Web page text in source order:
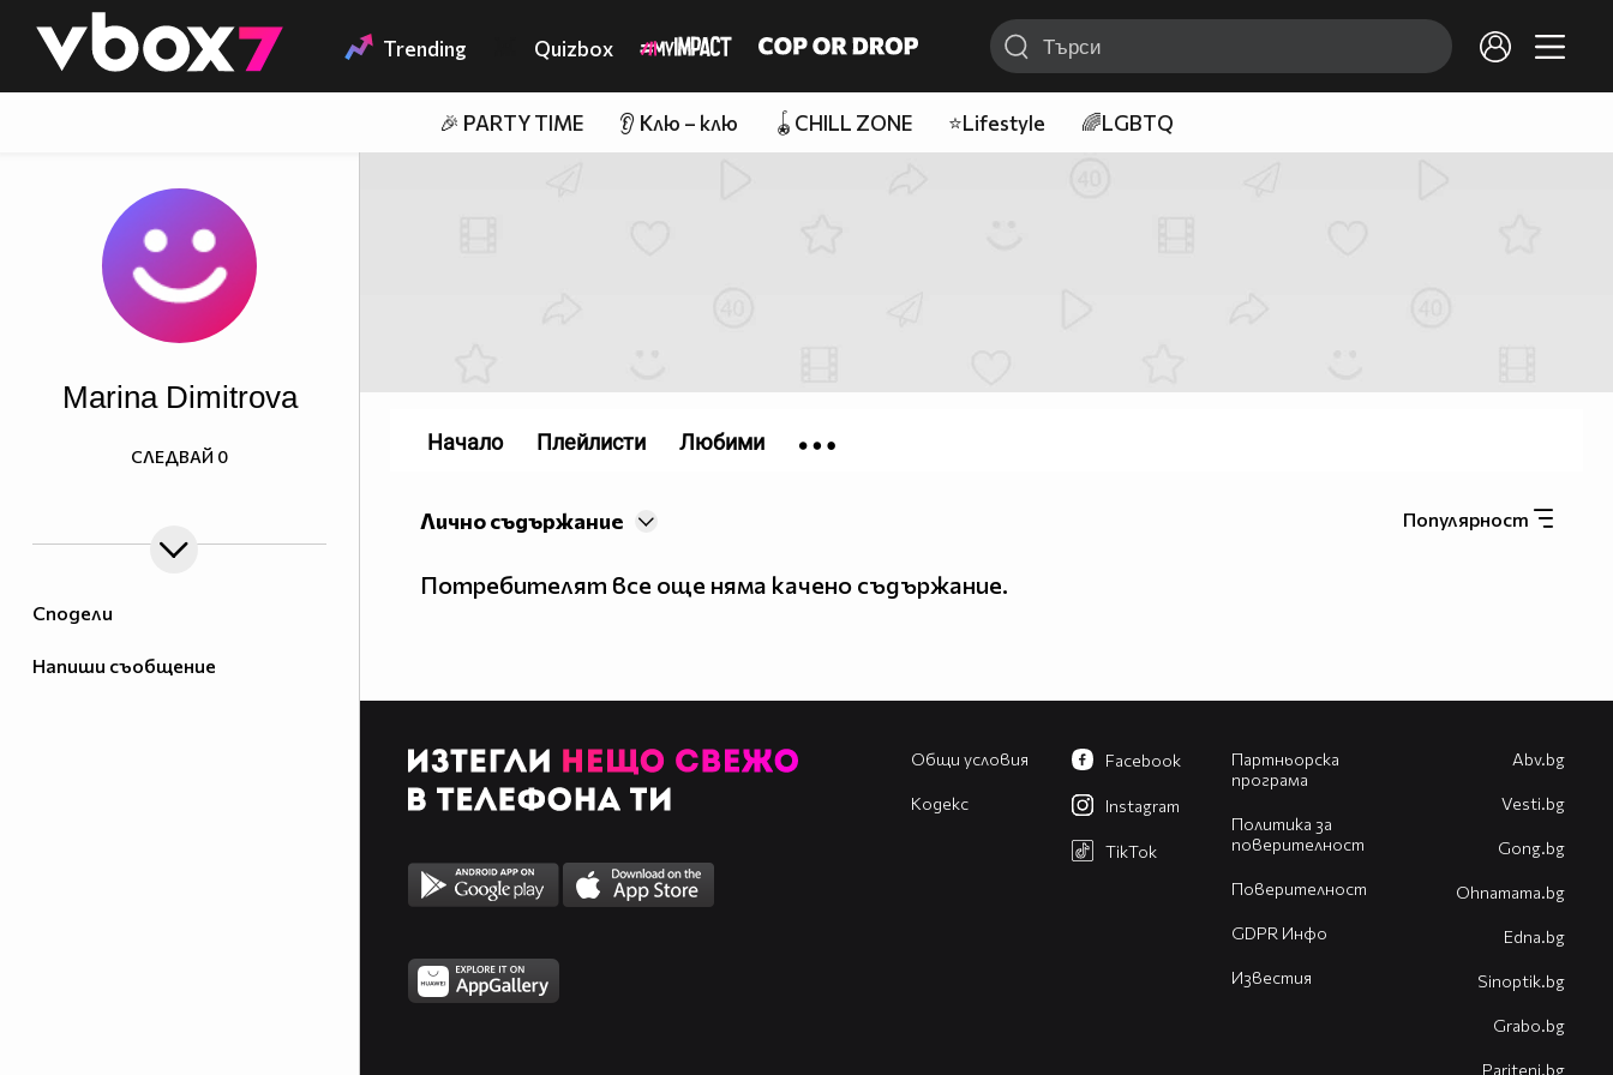
👾 Trending Quizbox
🎉 PARTY TIME 👂 Клю – клю 🪀CHILL ZONE ⭐Lifestyle 🌈LGBTQ
Сподели
Напиши съобщение
Marina Dimitrova
СЛЕДВАЙ 0
Популярност
Лично съдържание
Потребителят все още няма качено съдържание.
Начало Плейлисти Любими
Общи условия
Кодекс
Партньорска
програма
Политика за
поверителност
Поверителност
GDPR Инфо
Известия
Facebook
Instagram
TikTok
Abv.bg
Vesti.bg
Gong.bg
Оhnamama.bg
Edna.bg
Sinoptik.bg
Grabo.bg
Pariteni.bg